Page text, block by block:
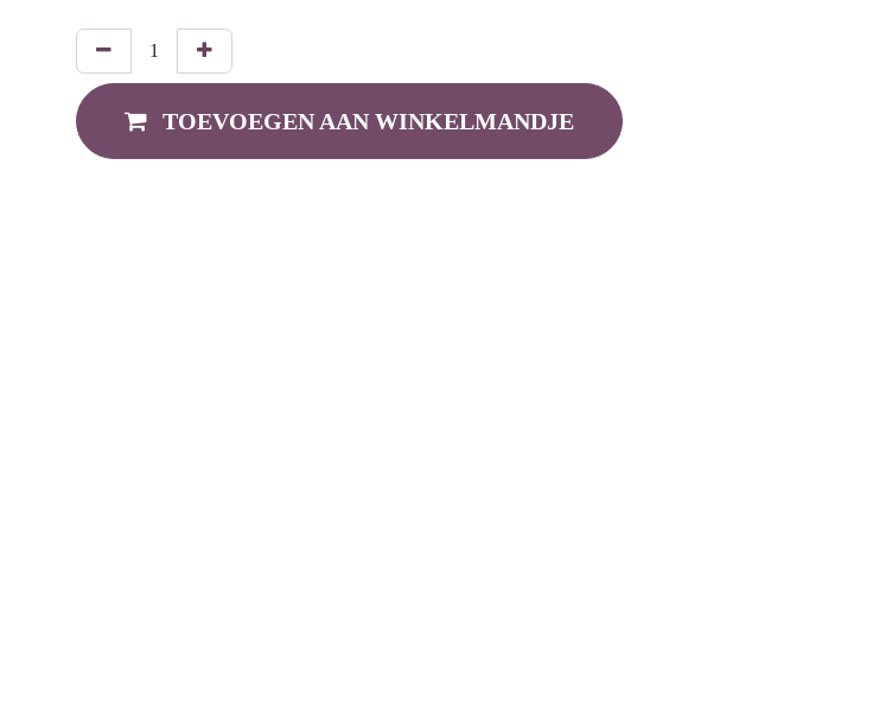
TOEVOEGEN AAN WINKELMANDJE